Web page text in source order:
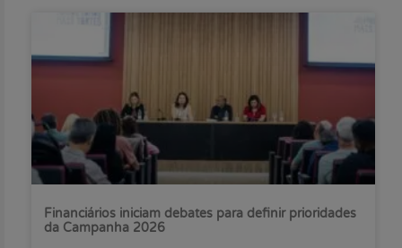
Financiários iniciam debates para definir prioridades
da Campanha 2026